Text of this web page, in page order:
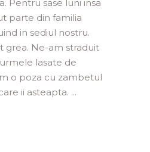
Pentru sase luni insa
parte din familia
in sediul nostru.
grea. Ne-am straduit
lasate de
o poza cu zambetul
ii asteapta.